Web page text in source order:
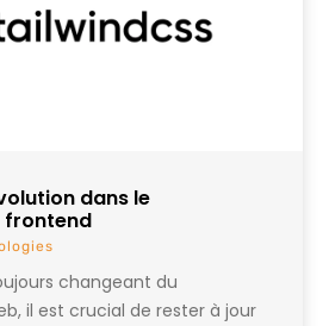
dans le
frontend
changeant du
il est crucial de rester à jour